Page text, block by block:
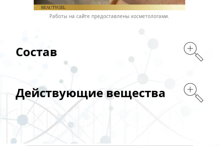
Работы на сайте предоставлены косметологами.
Состав
Действующие вещества